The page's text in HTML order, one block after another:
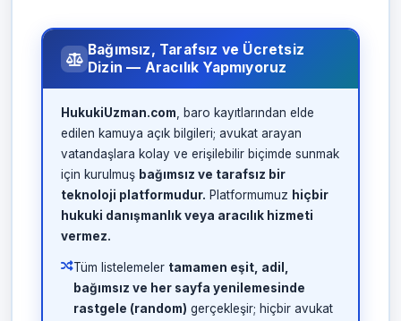
Bağımsız, Tarafsız ve Ücretsiz
Dizin — Aracılık Yapmıyoruz
HukukiUzman.com , baro kayıtlarından elde
edilen kamuya açık bilgileri; avukat arayan
vatandaşlara kolay ve erişilebilir biçimde sunmak
için kurulmuş bağımsız ve tarafsız bir
teknoloji platformudur. Platformumuz hiçbir
hukuki danışmanlık veya aracılık hizmeti
vermez.
Tüm listelemeler tamamen eşit, adil,
bağımsız ve her sayfa yenilemesinde
rastgele (random) gerçekleşir; hiçbir avukat